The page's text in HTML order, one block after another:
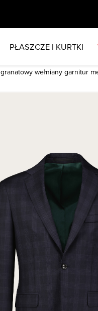
PŁASZCZE I KURTKI
granatowy wełniany garnitur